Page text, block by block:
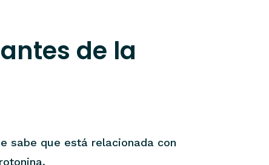
de la
sabe que está relacionada con